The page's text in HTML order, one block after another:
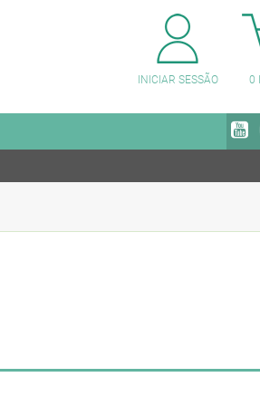
PESQUISAR CATEGORIAS
0
INICIAR SESSÃO